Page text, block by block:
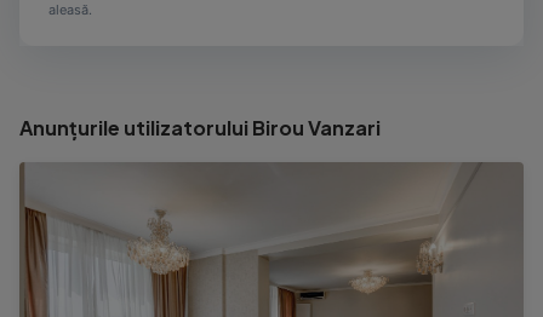
aleasă.
Anunțurile utilizatorului Birou Vanzari